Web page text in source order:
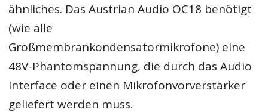
ähnliches. Das Austrian Audio OC18 benötigt
(wie alle
Großmembrankondensatormikrofone) eine
48V-Phantomspannung, die durch das Audio
Interface oder einen Mikrofonvorverstärker
geliefert werden muss.